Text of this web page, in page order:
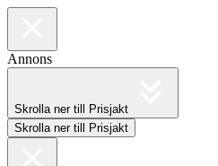
Annons
Skrolla ner till Prisjakt
Skrolla ner till Prisjakt